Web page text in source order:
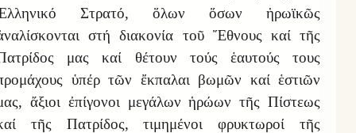
Στρατό, ὅλων ὅσων ἡρωϊκῶς
στή διακονία τοῦ Ἔθνους καί τῆς
μας καί θέτουν τούς ἑαυτούς τους
ὑπέρ τῶν ἔκπαλαι βωμῶν καί ἑστιῶν
ἄξιοι ἐπίγονοι μεγάλων ἡρώων τῆς Πίστεως
τῆς Πατρίδος, τιμημένοι φρυκτωροί τῆς